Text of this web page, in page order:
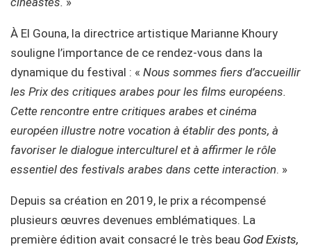
À El Gouna, la directrice artistique Marianne Khoury
souligne l’importance de ce rendez-vous dans la
dynamique du festival : « Nous sommes fiers d’accueillir
les Prix des critiques arabes pour les films européens.
Cette rencontre entre critiques arabes et cinéma
européen illustre notre vocation à établir des ponts, à
favoriser le dialogue interculturel et à affirmer le rôle
essentiel des festivals arabes dans cette interaction. »
Depuis sa création en 2019, le prix a récompensé
plusieurs œuvres devenues emblématiques. La
première édition avait consacré le très beau God Exists,